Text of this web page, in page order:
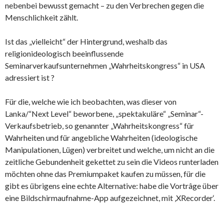
nebenbei bewusst gemacht – zu den Verbrechen gegen die
Menschlichkeit zählt.
Ist das „vielleicht“ der Hintergrund, weshalb das
religionideologisch beeinflussende
Seminarverkaufsunternehmen „Wahrheitskongress“ in USA
adressiert ist ?
Für die, welche wie ich beobachten, was dieser von
Lanka/“Next Level“ beworbene, „spektakuläre“ „Seminar“-
Verkaufsbetrieb, so genannter „Wahrheitskongress“ für
Wahrheiten und für angebliche Wahrheiten (ideologische
Manipulationen, Lügen) verbreitet und welche, um nicht an die
zeitliche Gebundenheit gekettet zu sein die Videos runterladen
möchten ohne das Premiumpaket kaufen zu müssen, für die
gibt es übrigens eine echte Alternative: habe die Vortrâge über
eine Bildschirmaufnahme-App aufgezeichnet, mit ‚XRecorder‘.